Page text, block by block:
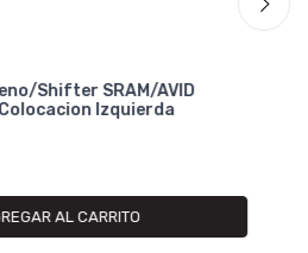
Shifter SRAM/AVID
Izquierda
AL CARRITO